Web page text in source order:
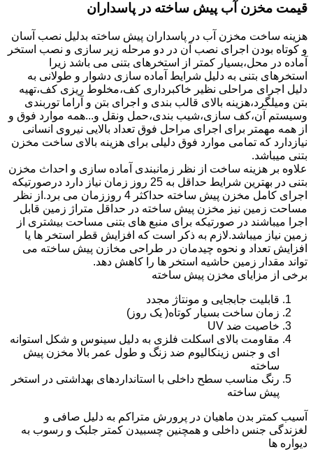
قیمت مخزن آب پیش ساخته در پاسداران
هزینه ساخت مخزن آب در پاسداران پیش ساخته بدلیل نصب آسان
و کوتاه بودن اجرای نصب آن در دو مرحله زیر سازی و نصب استخر
آماده در محل،بسیار کمتر از استخرهای بتنی می باشد زیرا
استخرهای بتنی به دلیل شرایط آماده سازی دشوار و طولانی به
دلیل اجرای مراحلی نظیر خاکبرداری کف،مخلوط ریزی کف،تهیه
بتن ومیلگرد،هزینه بالای قالب بندی و اجرای بتن و آراما توربندی
وسیستم آن،کف سازی،شیب بندی،حمل ونقل و...همه موارد فوق و
از همه مهمتر برای اجرای مراحل فوق تعداد بالایی نیروی انسانی
نیازدارد که تمامی موارد فوق دلیلی برای هزینه بالای ساخت مخزن
بتنی میباشد.
علاوه بر هزینه ساخت از نظر زمانبندی آماده سازی و احداث مخزن
بتنی در بهترین شرایط حداقل به 25 روز زمان نیاز دارد درصورتیکه
اجرای کامل مخزن پیش ساخته حداکثر 4 روززمان می برد.از نظر
مساحت زمین نیز مخزن پیش ساخته در حداقل متراژ زمین قابل
اجرا میباشند در صورتیکه برای منبع های بتنی مساحت بیشتری از
زمین نیاز میباشد.لازم به ذکر است که افزایش قطر استخر ها یا
افزایش تعداد و نحوه چیدمان در طراحی مخازن پیش ساخته می
تواند مقدار زمین حاشیه استخر ها را کاهش دهد.
برخی از مزایای مخزن پیش ساخته
قابلیت جابجایی و مونتاژ مجدد
زمان ساخت بسیار کوتاه( یک روز)
خاصیت ضد UV
مقاومت بالای اسکلت فلزی به دلیل سینوس و شکل استوانه
ای و جنس زینکالیوم ضد زنگ و طول عمر بالا مخزن پیش
ساخته
رنگ مناسب سطح داخلی با استانداردهای بهداشتی در استخر
پیش ساخته
آسیب کمتر بدن ماهیان در پرورش متراکم به دلیل صافی و
لغزندگی جنس داخلی و همچنین چسبیدن کمتر جلبک و رسوب به
دیواره ها